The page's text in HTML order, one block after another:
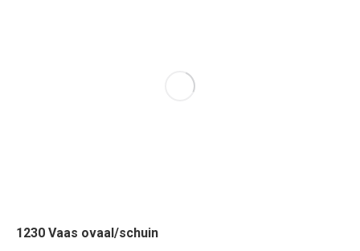
1230 Vaas ovaal/schuin